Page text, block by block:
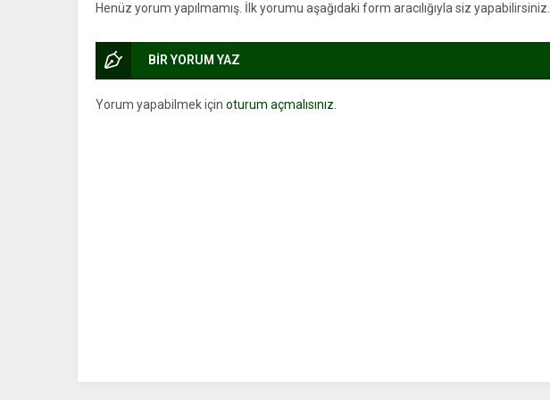
Henüz yorum yapılmamış. İlk yorumu aşağıdaki form aracılığıyla siz yapabilirsiniz.
BİR YORUM YAZ
Yorum yapabilmek için oturum açmalısınız.